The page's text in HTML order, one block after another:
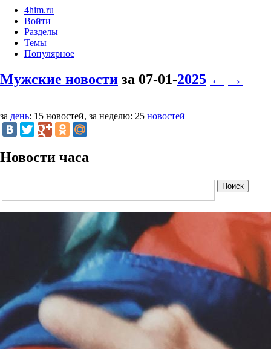
4him.ru
Войти
Разделы
Темы
Популярное
Мужские новости за 07-01-2025 ← →
за день: 15 новостей, за неделю: 25 новостей
Новости часа